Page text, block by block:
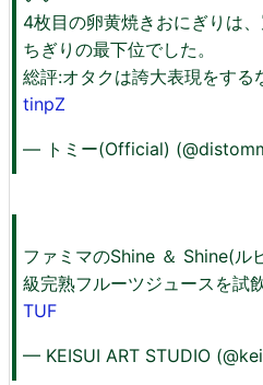
4枚目の卵黄焼きおにぎりは
ちぎりの最下位でした。
総評:オタクは誇大表現をする
tinpZ
— トミー(Official)
ファミマのShine ＆ Shine(ル
級完熟フルーツジュースを試
TUF
— KEISUI ART STUDIO